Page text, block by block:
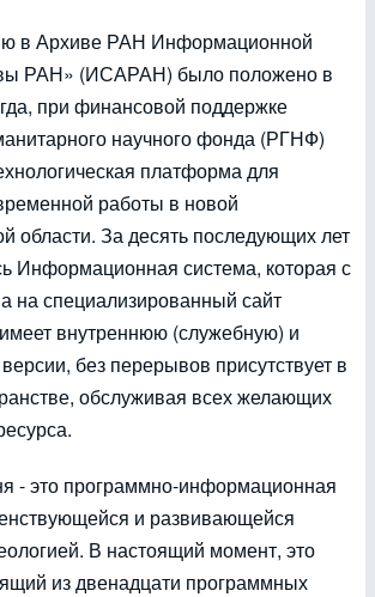
в Архиве РАН Информационной
РАН» (ИСАРАН) было положено в
при финансовой поддержке
научного фонда (РГНФ)
платформа для
работы в новой
области. За десять последующих лет
Информационная система, которая с
на специализированный сайт
внутреннюю (служебную) и
без перерывов присутствует в
обслуживая всех желающих
- это программно-информационная
и развивающейся
В настоящий момент, это
из двенадцати программных